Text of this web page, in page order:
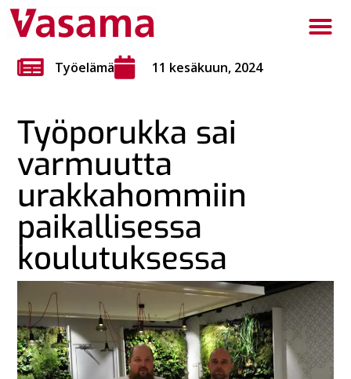
Työelämä 11 kesäkuun, 2024
Työporukka sai
varmuutta
urakkahommiin
paikallisessa
koulutuksessa